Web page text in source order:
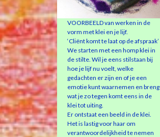
VOORBEELD van werken in de
vorm met klei en je lijf.
‘Cliënt komt te laat op de afspraak’
We starten met een homp klei in
de stilte. Wil je eens stilstaan bij
hoe je lijf nu voelt, welke
gedachten er zijn en of je een
emotie kunt waarnemen en breng
wat je zo tegen komt eens in de
klei tot uiting.
Er ontstaat een beeld in de klei.
Het is lastig voor haar om
verantwoordelijkheid te nemen